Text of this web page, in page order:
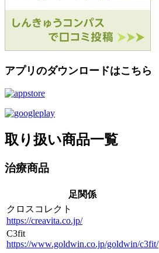
アプリのダウンロードはこちら
取り扱い商品一覧
治療商品
足関係
クロスコレクト
https://creavita.co.jp/
C3fit
https://www.goldwin.co.jp/goldwin/c3fit/